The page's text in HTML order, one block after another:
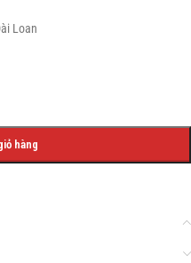
Loan
hàng